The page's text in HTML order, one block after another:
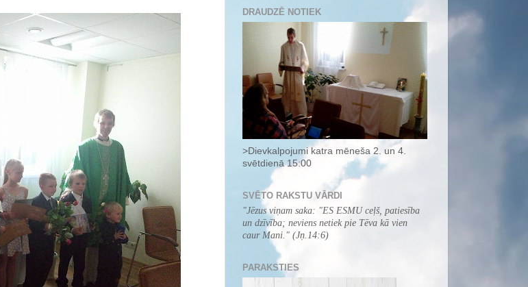
DRAUDZĒ NOTIEK
>Dievkalpojumi katra mēneša 2. un 4.
svētdienā 15:00
SVĒTO RAKSTU VĀRDI
"Jēzus viņam saka: "ES ESMU ceļš, patiesība
un dzīvība; neviens netiek pie Tēva kā vien
caur Mani. " (Jņ.14:6)
PARAKSTIES